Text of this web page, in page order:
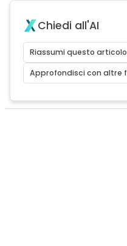
Chiedi all'AI
Riassumi questo articolo
Approfondisci con altre